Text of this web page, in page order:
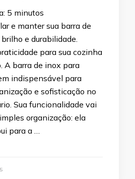
5 minutos
e manter sua barra de
e durabilidade.
para sua cozinha
A barra de inox para
indispensável para
e sofisticação no
Sua funcionalidade vai
organização: ela
para a …